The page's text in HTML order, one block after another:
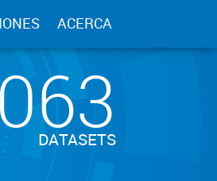
ACERCA
DATASETS